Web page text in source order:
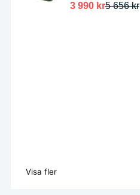
5 656 kr
3 990 kr
Visa fler